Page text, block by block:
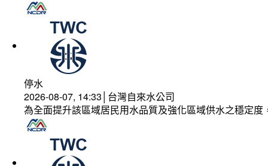
停水
2026-08-07, 14:33│台灣自來水公司
為全面提升該區域居民用水品質及強化區域供水之穩定